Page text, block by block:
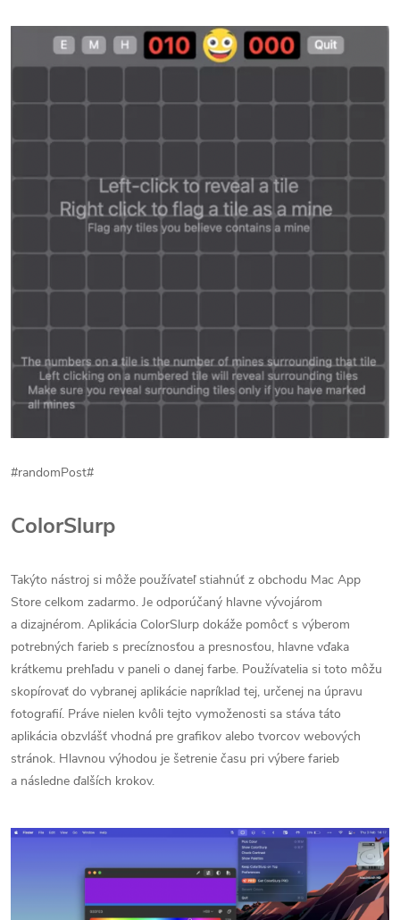
#randomPost#
ColorSlurp
Takýto nástroj si môže používateľ stiahnúť z obchodu Mac App
Store celkom zadarmo. Je odporúčaný hlavne vývojárom
a dizajnérom. Aplikácia ColorSlurp dokáže pomôcť s výberom
potrebných farieb s precíznosťou a presnosťou, hlavne vďaka
krátkemu prehľadu v paneli o danej farbe. Používatelia si toto môžu
skopírovať do vybranej aplikácie napríklad tej, určenej na úpravu
fotografií. Práve nielen kvôli tejto vymoženosti sa stáva táto
aplikácia obzvlášť vhodná pre grafikov alebo tvorcov webových
stránok. Hlavnou výhodou je šetrenie času pri výbere farieb
a následne ďalších krokov.